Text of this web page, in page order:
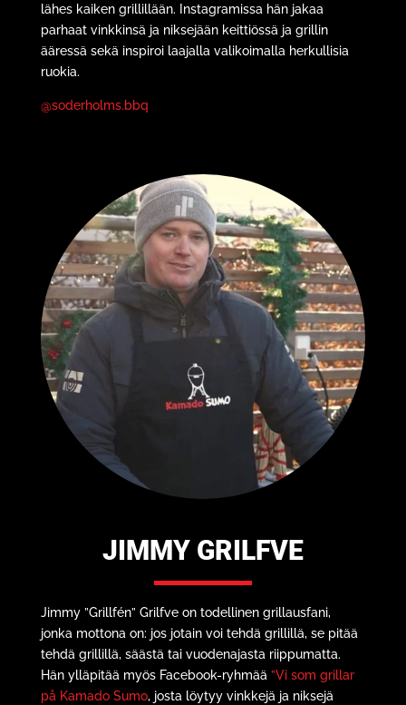
lähes kaiken grillillään. Instagramissa hän jakaa
parhaat vinkkinsä ja niksejään keittiössä ja grillin
ääressä sekä inspiroi laajalla valikoimalla herkullisia
ruokia.
@soderholms.bbq
JIMMY GRILFVE
Jimmy ”Grillfén” Grilfve on todellinen grillausfani,
jonka mottona on: jos jotain voi tehdä grillillä, se pitää
tehdä grillillä, säästä tai vuodenajasta riippumatta.
Hän ylläpitää myös Facebook-ryhmää ”Vi som grillar
på Kamado Sumo, josta löytyy vinkkejä ja niksejä